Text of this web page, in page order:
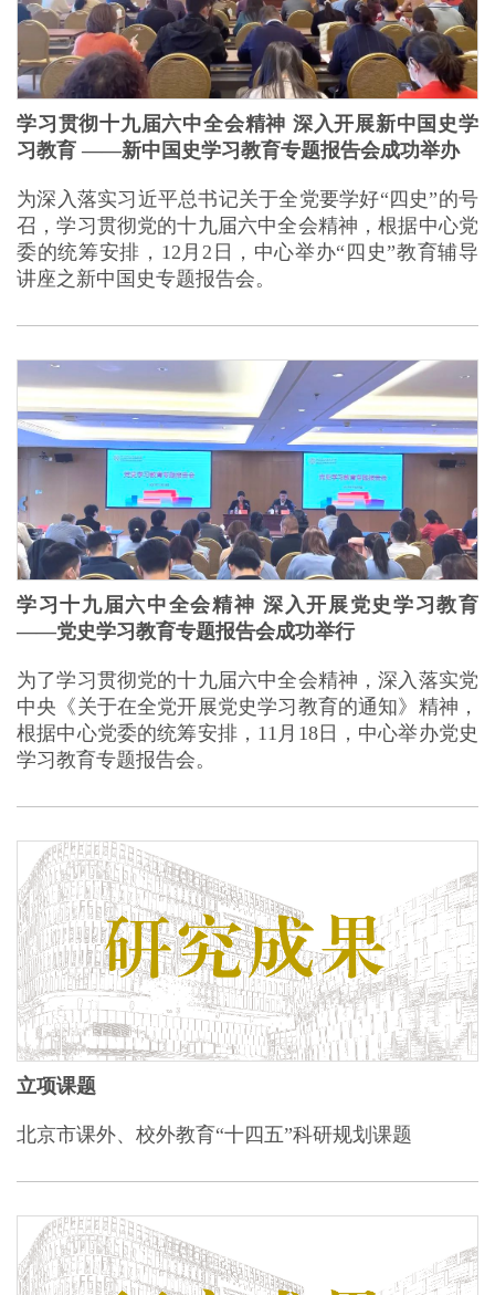
学习贯彻十九届六中全会精神 深入开展新中国史学
习教育 ——新中国史学习教育专题报告会成功举办
为深入落实习近平总书记关于全党要学好“四史”的号
召，学习贯彻党的十九届六中全会精神，根据中心党
委的统筹安排，12月2日，中心举办“四史”教育辅导
讲座之新中国史专题报告会。
学习十九届六中全会精神 深入开展党史学习教育
——党史学习教育专题报告会成功举行
为了学习贯彻党的十九届六中全会精神，深入落实党
中央《关于在全党开展党史学习教育的通知》精神，
根据中心党委的统筹安排，11月18日，中心举办党史
学习教育专题报告会。
立项课题
北京市课外、校外教育“十四五”科研规划课题